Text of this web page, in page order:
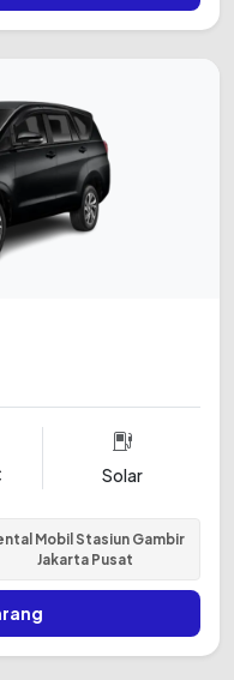
Solar
Mobil Stasiun Gambir
Jakarta Pusat